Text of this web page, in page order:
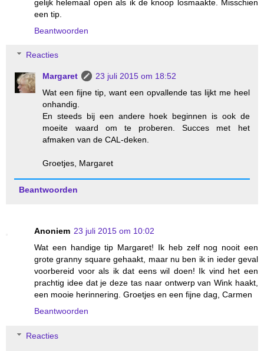
gelijk helemaal open als ik de knoop losmaakte. Misschien
een tip.
Beantwoorden
Reacties
Margaret
23 juli 2015 om 18:52
Wat een fijne tip, want een opvallende tas lijkt me heel
onhandig.
En steeds bij een andere hoek beginnen is ook de
moeite waard om te proberen. Succes met het
afmaken van de CAL-deken.
Groetjes, Margaret
Beantwoorden
Anoniem 23 juli 2015 om 10:02
Wat een handige tip Margaret! Ik heb zelf nog nooit een
grote granny square gehaakt, maar nu ben ik in ieder geval
voorbereid voor als ik dat eens wil doen! Ik vind het een
prachtig idee dat je deze tas naar ontwerp van Wink haakt,
een mooie herinnering. Groetjes en een fijne dag, Carmen
Beantwoorden
Reacties